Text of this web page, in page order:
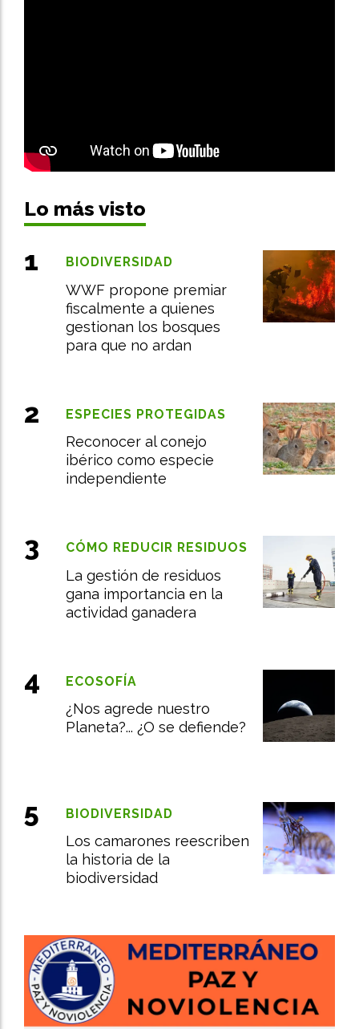
Lo más visto
WWF propone premiar
fiscalmente a quienes
gestionan los bosques
para que no ardan
BIODIVERSIDAD
Reconocer al conejo
ibérico como especie
independiente
ESPECIES PROTEGIDAS
La gestión de residuos
gana importancia en la
actividad ganadera
CÓMO REDUCIR RESIDUOS
¿Nos agrede nuestro
Planeta?... ¿O se defiende?
ECOSOFÍA
Los camarones reescriben
la historia de la
biodiversidad
BIODIVERSIDAD